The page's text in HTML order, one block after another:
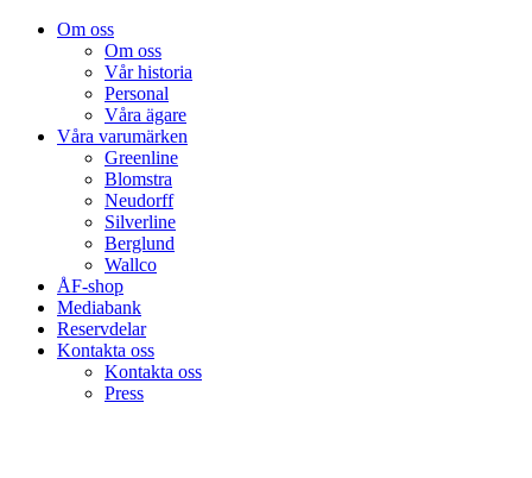
Om oss
Om oss
Vår historia
Personal
Våra ägare
Våra varumärken
Greenline
Blomstra
Neudorff
Silverline
Berglund
Wallco
ÅF-shop
Mediabank
Reservdelar
Kontakta oss
Kontakta oss
Press